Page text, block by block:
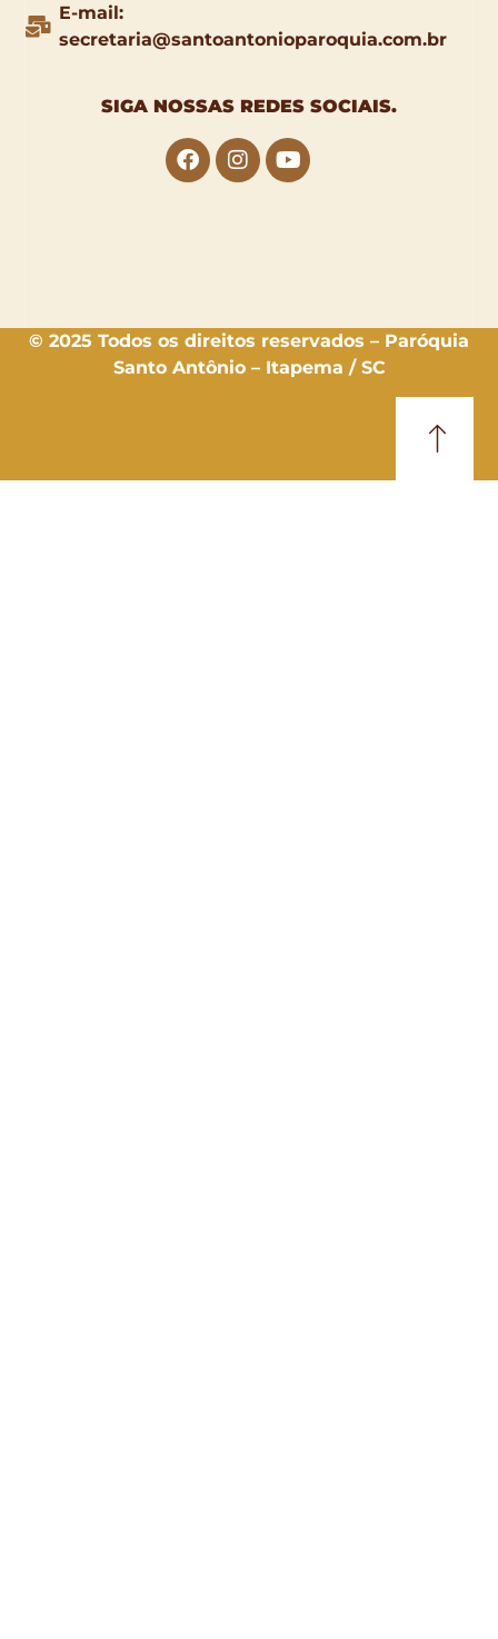
E-mail:
secretaria@santoantonioparoquia.com.br
SIGA NOSSAS REDES SOCIAIS.
© 2025 Todos os direitos reservados – Paróquia
Santo Antônio – Itapema / SC